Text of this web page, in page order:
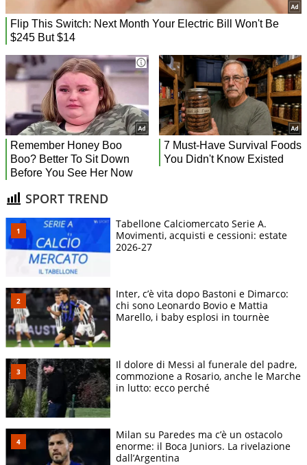
SPORT TREND
Tabellone Calciomercato Serie A.
Movimenti, acquisti e cessioni: estate
2026-27
Inter, c’è vita dopo Bastoni e Dimarco:
chi sono Leonardo Bovio e Mattia
Marello, i baby esplosi in tournèe
Il dolore di Messi al funerale del padre,
commozione a Rosario, anche le Marche
in lutto: ecco perché
Milan su Paredes ma c’è un ostacolo
enorme: il Boca Juniors. La rivelazione
dall’Argentina